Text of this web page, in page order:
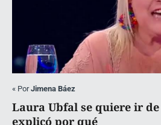
« PorJimena Báez
Laura Ubfal se quiere ir
explicó por qué